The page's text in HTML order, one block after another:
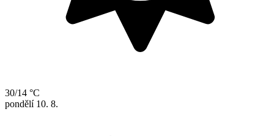
30/14 °C
pondělí 10. 8.